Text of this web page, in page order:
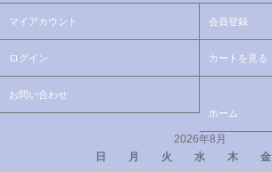
マイアカウント 会員登録
ログイン カートを見る
お問い合わせ
ホーム
2026年8月
日
月 火 水 木 金